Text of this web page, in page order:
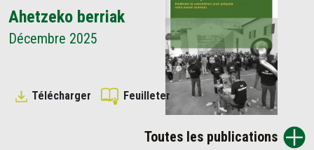
Ahetzeko berriak
Décembre 2025
Télécharger Feuilleter
Toutes les publications